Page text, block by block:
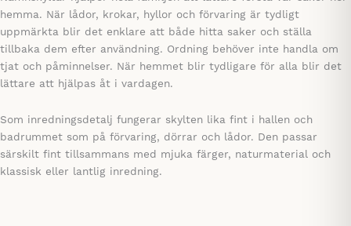
hemma. När lådor, krokar, hyllor och förvaring är tydligt
uppmärkta blir det enklare att både hitta saker och ställa
tillbaka dem efter användning. Ordning behöver inte handla om
tjat och påminnelser. När hemmet blir tydligare för alla blir det
lättare att hjälpas åt i vardagen.
Som inredningsdetalj fungerar skylten lika fint i hallen och
badrummet som på förvaring, dörrar och lådor. Den passar
särskilt fint tillsammans med mjuka färger, naturmaterial och
klassisk eller lantlig inredning.